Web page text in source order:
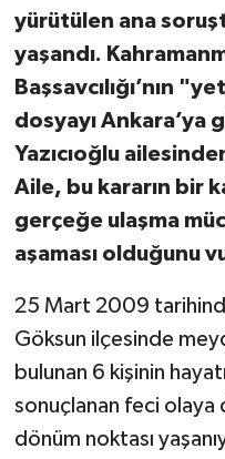
yürütülen ana
yaşandı.
Başsavcılığı’nın
dosyayı Ankara’ya
Yazıcıoğlu
Aile, bu kararın bir
gerçeğe ulaşma
aşaması olduğunu
25 Mart 2009
Göksun ilçesinde
bulunan 6 kişinin
sonuçlanan feci
dönüm noktası